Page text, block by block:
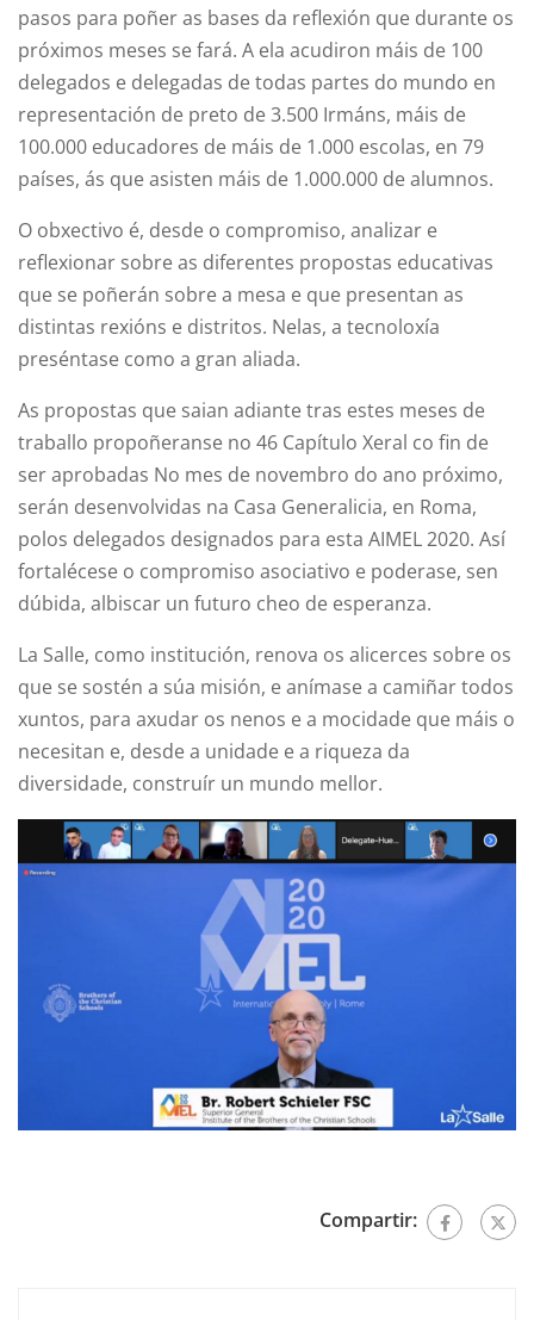
pasos para poñer as bases da reflexión que durante os
próximos meses se fará. A ela acudiron máis de 100
delegados e delegadas de todas partes do mundo en
representación de preto de 3.500 Irmáns, máis de
100.000 educadores de máis de 1.000 escolas, en 79
países, ás que asisten máis de 1.000.000 de alumnos.
O obxectivo é, desde o compromiso, analizar e
reflexionar sobre as diferentes propostas educativas
que se poñerán sobre a mesa e que presentan as
distintas rexións e distritos. Nelas, a tecnoloxía
preséntase como a gran aliada.
As propostas que saian adiante tras estes meses de
traballo propoñeranse no 46 Capítulo Xeral co fin de
ser aprobadas No mes de novembro do ano próximo,
serán desenvolvidas na Casa Generalicia, en Roma,
polos delegados designados para esta AIMEL 2020. Así
fortalécese o compromiso asociativo e poderase, sen
dúbida, albiscar un futuro cheo de esperanza.
La Salle, como institución, renova os alicerces sobre os
que se sostén a súa misión, e anímase a camiñar todos
xuntos, para axudar os nenos e a mocidade que máis o
necesitan e, desde a unidade e a riqueza da
diversidade, construír un mundo mellor.
Compartir: